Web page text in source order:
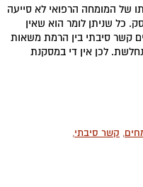
של המומחה הרפואי לא סייעה
כל שניתן לומר הוא שאין
קשר סיבתי בין הרמת משאות
לכן אין די במסקנת
, קשר סיבתי,